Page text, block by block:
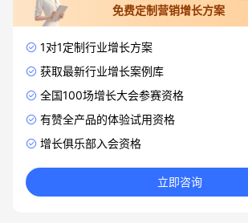
免费定制营销增长方案
1对1定制行业增长方案
获取最新行业增长案例库
全国100场增长大会参赛资格
有赞全产品的体验试用资格
增长俱乐部入会资格
立即咨询